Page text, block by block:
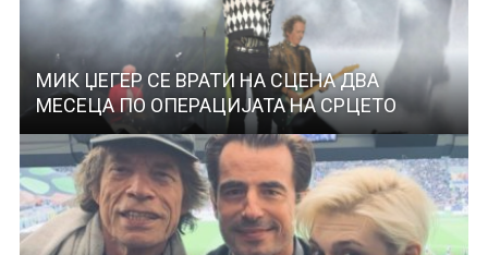
МИК ЏЕГЕР СЕ ВРАТИ НА СЦЕНА ДВА
МЕСЕЦА ПО ОПЕРАЦИЈАТА НА СРЦЕТО